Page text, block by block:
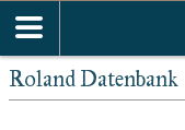
Roland Datenbank